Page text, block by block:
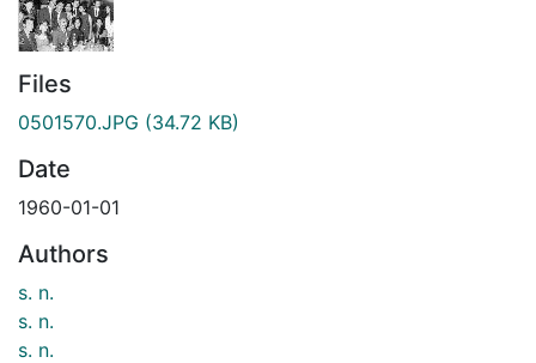
Files
0501570.JPG (34.72 KB)
Date
1960-01-01
Authors
s. n.
s. n.
s. n.